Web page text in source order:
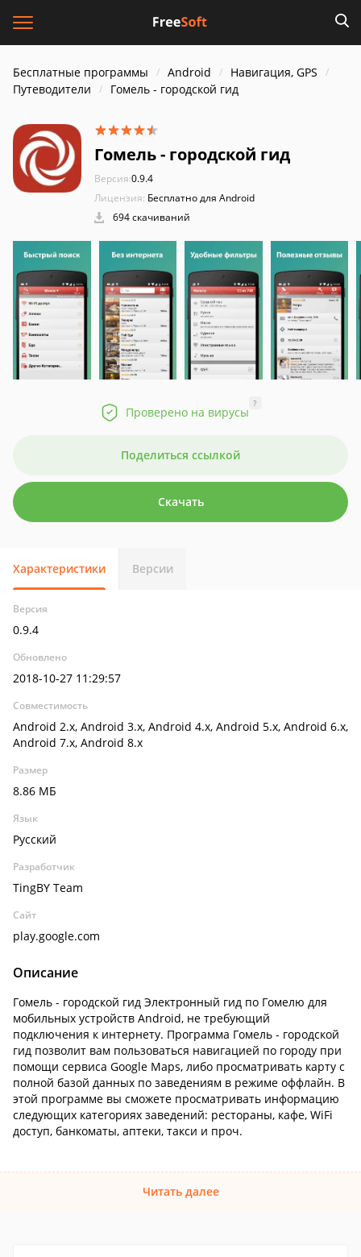
Бесплатные программы Android
Навигация, GPS
Путеводители
Гомель - городской гид
Гомель - городской гид
Версия:0.9.4
Лицензия: Бесплатно для Android
694 скачиваний
Проверено на вирусы
?
Поделиться ссылкой
Скачать
Характеристики Версии
Версия
0.9.4
Обновлено
2018-10-27 11:29:57
Совместимость
Android 2.x, Android 3.x, Android 4.x, Android 5.x, Android 6.x,
Android 7.x, Android 8.x
Размер
8.86 МБ
Язык
Русский
Разработчик
TingBY Team
Сайт
play.google.com
Описание
Гомель - городской гид Электронный гид по Гомелю для
мобильных устройств Android, не требующий
подключения к интернету. Программа Гомель - городской
гид позволит вам пользоваться навигацией по городу при
помощи сервиса Google Maps, либо просматривать карту с
полной базой данных по заведениям в режиме оффлайн. В
этой программе вы сможете просматривать информацию
следующих категориях заведений: рестораны, кафе, WiFi
доступ, банкоматы, аптеки, такси и проч.
Читать далее